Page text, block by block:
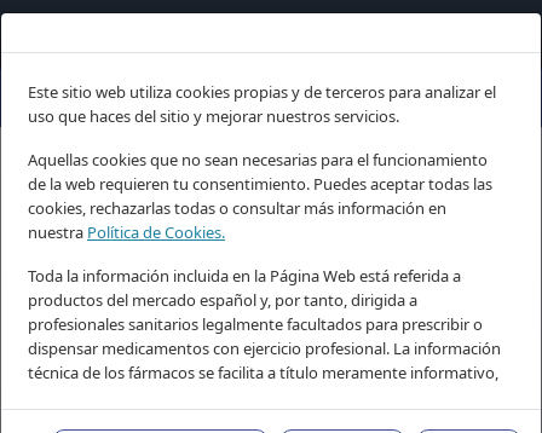
Este sitio web utiliza cookies propias y de terceros para analizar el
uso que haces del sitio y mejorar nuestros servicios.
Aquellas cookies que no sean necesarias para el funcionamiento
de la web requieren tu consentimiento. Puedes aceptar todas las
cookies, rechazarlas todas o consultar más información en
nuestra Política de Cookies.
Toda la información incluida en la Página Web está referida a
productos del mercado español y, por tanto, dirigida a
profesionales sanitarios legalmente facultados para prescribir o
dispensar medicamentos con ejercicio profesional. La información
técnica de los fármacos se facilita a título meramente informativo,
Psiquiatria.com: conocimiento
Buscador IA de
Psiquiatria.com
Tu asistente de conocimiento profesional, 24/7